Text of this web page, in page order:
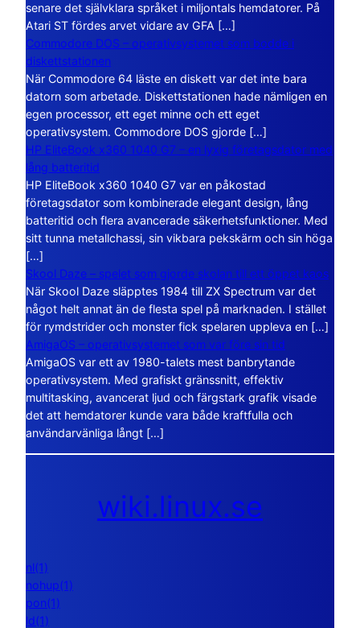
senare det självklara språket i miljontals hemdatorer. På
Atari ST fördes arvet vidare av GFA […]
Commodore DOS – operativsystemet som bodde i
diskettstationen
När Commodore 64 läste en diskett var det inte bara
datorn som arbetade. Diskettstationen hade nämligen en
egen processor, ett eget minne och ett eget
operativsystem. Commodore DOS gjorde […]
HP EliteBook x360 1040 G7 – en lyxig företagsdator med
lång batteritid
HP EliteBook x360 1040 G7 var en påkostad
företagsdator som kombinerade elegant design, lång
batteritid och flera avancerade säkerhetsfunktioner. Med
sitt tunna metallchassi, sin vikbara pekskärm och sin höga
[…]
Skool Daze – spelet som gjorde skolan till ett öppet kaos
När Skool Daze släpptes 1984 till ZX Spectrum var det
något helt annat än de flesta spel på marknaden. I stället
för rymdstrider och monster fick spelaren uppleva en […]
AmigaOS – operativsystemet som var före sin tid
AmigaOS var ett av 1980-talets mest banbrytande
operativsystem. Med grafiskt gränssnitt, effektiv
multitasking, avancerat ljud och färgstark grafik visade
det att hemdatorer kunde vara både kraftfulla och
användarvänliga långt […]
wiki.linux.se
nl(1)
nohup(1)
pon(1)
ld(1)